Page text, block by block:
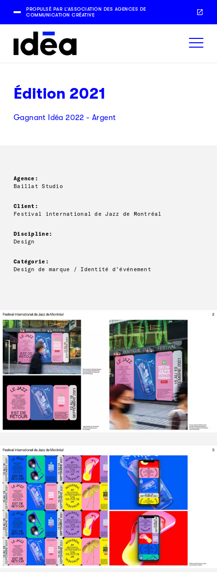
PROPULSÉ PAR L’ASSOCIATION DES AGENCES DE
COMMUNICATION CRÉATIVE
Édition 2021
Gagnant Idéa 2022 - Argent
Agence:
Baillat Studio
Client:
Festival international de Jazz de Montréal
Discipline:
Design
Catégorie:
Design de marque / Identité d’événement